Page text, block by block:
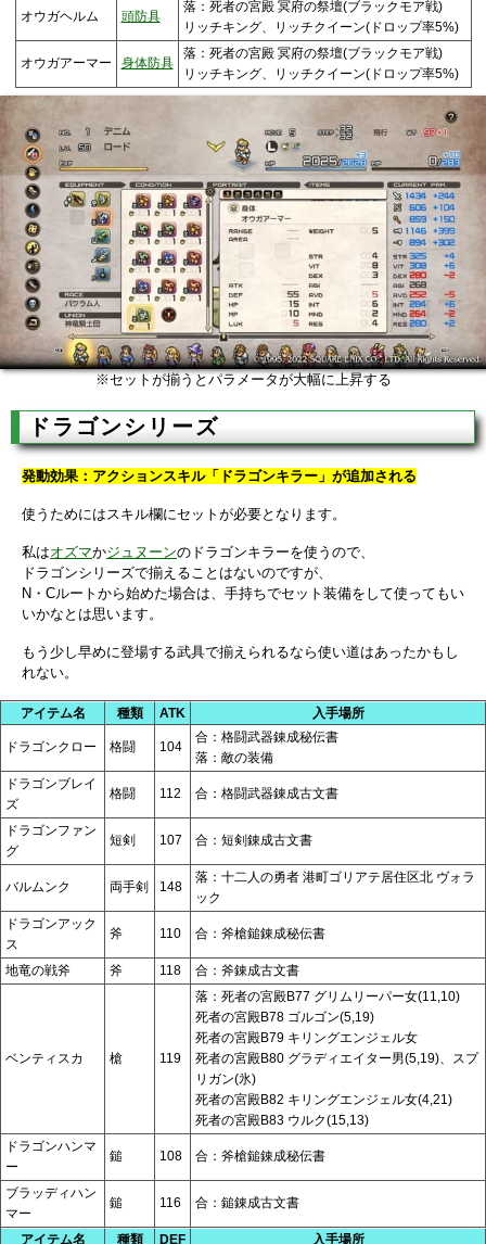
オウガヘルム 頭防具
落：死者の宮殿 冥府の祭壇(ブラックモア戦)
リッチキング、リッチクイーン(ドロップ率5%)
オウガアーマー 身体防具
落：死者の宮殿 冥府の祭壇(ブラックモア戦)
リッチキング、リッチクイーン(ドロップ率5%)
※セットが揃うとパラメータが大幅に上昇する
ドラゴンシリーズ
発動効果：アクションスキル「ドラゴンキラー」が追加される
使うためにはスキル欄にセットが必要となります。
私はオズマかジュヌーンのドラゴンキラーを使うので、
ドラゴンシリーズで揃えることはないのですが、
N・Cルートから始めた場合は、手持ちでセット装備をして使ってもい
いかなとは思います。
もう少し早めに登場する武具で揃えられるなら使い道はあったかもし
れない。
アイテム名 種類 ATK 入手場所
ドラゴンクロー 格闘 104
合：格闘武器錬成秘伝書
落：敵の装備
ドラゴンブレイ
ズ
格闘 112 合：格闘武器錬成古文書
ドラゴンファン
グ
短剣 107 合：短剣錬成古文書
バルムンク 両手剣 148
落：十二人の勇者 港町ゴリアテ居住区北 ヴォラ
ック
ドラゴンアック
ス
斧 110 合：斧槍鎚錬成秘伝書
地竜の戦斧 斧 118 合：斧錬成古文書
ベンティスカ 槍 119
落：死者の宮殿B77 グリムリーパー女(11,10)
死者の宮殿B78 ゴルゴン(5,19)
死者の宮殿B79 キリングエンジェル女
死者の宮殿B80 グラディエイター男(5,19)、スプ
リガン(氷)
死者の宮殿B82 キリングエンジェル女(4,21)
死者の宮殿B83 ウルク(15,13)
ドラゴンハンマ
ー
鎚 108 合：斧槍鎚錬成秘伝書
ブラッディハン
マー
鎚 116 合：鎚錬成古文書
アイテム名 種類 DEF 入手場所